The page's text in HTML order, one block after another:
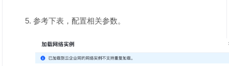
参考下表，配置相关参数。